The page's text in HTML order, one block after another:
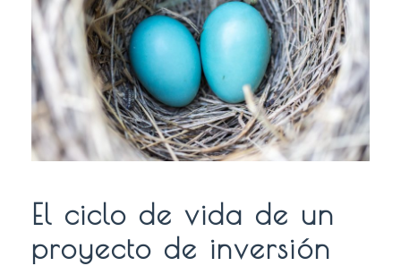
El ciclo de vida de un
proyecto de inversión